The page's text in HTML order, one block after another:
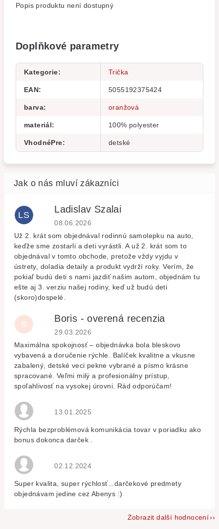
Popis produktu není dostupný
Doplňkové parametry
Kategorie: Trička
EAN: 5055192375424
barva: oranžová
materiál: 100% polyester
VhodnéPre: detské
LS
Ladislav Szalai
Hodnocení obchodu je 5 z 5 hvězdiček.
08.06.2026
Už 2. krát som objednával rodinnú samolepku na auto,
keďže sme zostarli a deti vyrástli. A už 2. krát som to
objednával v tomto obchode, pretože vždy vyjdu v
ústrety, doladia detaily a produkt vydrží roky. Verím, že
pokiaľ budú deti s nami jazdiť našim autom, objednám tu
ešte aj 3. verziu našej rodiny, keď už budú deti
(skoro)dospelé.
B
Boris - overená recenzia
Hodnocení obchodu je 5 z 5 hvězdiček.
29.03.2026
Maximálna spokojnosť – objednávka bola bleskovo
vybavená a doručenie rýchle. Balíček kvalitne a vkusne
zabalený, detské veci pekne vybrané a písmo krásne
spracované. Veľmi milý a profesionálny prístup,
spoľahlivosť na vysokej úrovni. Rád odporúčam!
Hodnocení obchodu je 5 z 5 hvězdiček.
13.01.2025
Rýchla bezproblémová komunikácia tovar v poriadku ako
bonus dokonca darček .
Hodnocení obchodu je 5 z 5 hvězdiček.
02.12.2024
Super kvalita, super rýchlosť...darčekové predmety
objednávam jedine cez Abenys :)
Zobrazit další hodnocení